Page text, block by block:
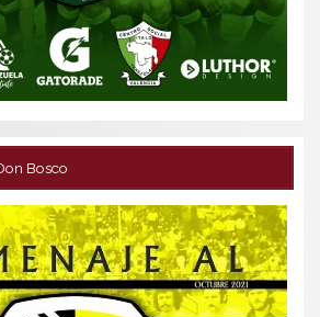
Bosco